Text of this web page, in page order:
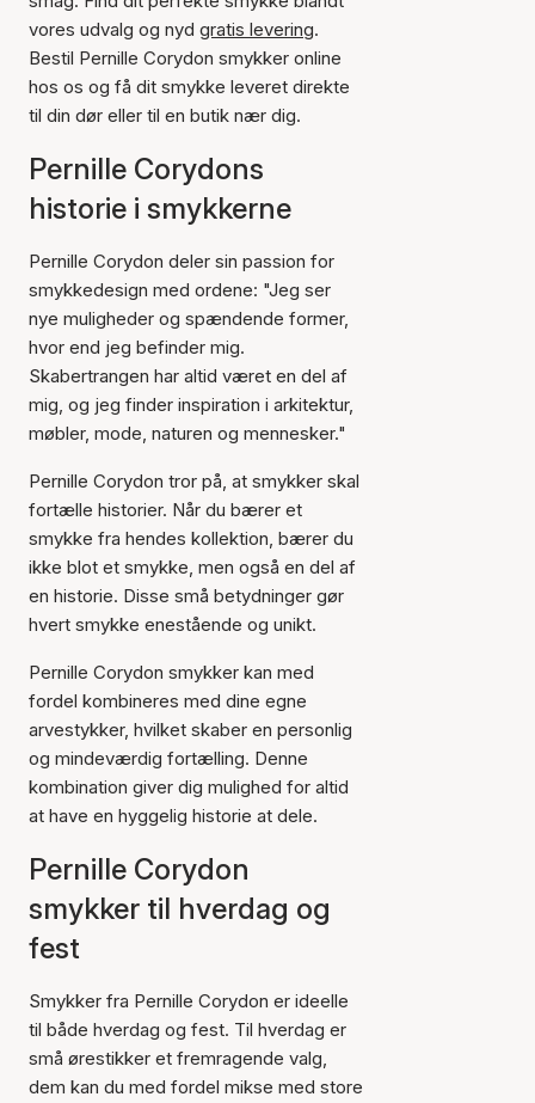
vores udvalg og nyd gratis levering.
Bestil Pernille Corydon smykker online
hos os og få dit smykke leveret direkte
til din dør eller til en butik nær dig.
Pernille Corydons
historie i smykkerne
Pernille Corydon deler sin passion for
smykkedesign med ordene: "Jeg ser
nye muligheder og spændende former,
hvor end jeg befinder mig.
Skabertrangen har altid været en del af
mig, og jeg finder inspiration i arkitektur,
møbler, mode, naturen og mennesker."
Pernille Corydon tror på, at smykker skal
fortælle historier. Når du bærer et
smykke fra hendes kollektion, bærer du
ikke blot et smykke, men også en del af
en historie. Disse små betydninger gør
hvert smykke enestående og unikt.
Pernille Corydon smykker kan med
fordel kombineres med dine egne
arvestykker, hvilket skaber en personlig
og mindeværdig fortælling. Denne
kombination giver dig mulighed for altid
at have en hyggelig historie at dele.
Pernille Corydon
smykker til hverdag og
fest
Smykker fra Pernille Corydon er ideelle
til både hverdag og fest. Til hverdag er
små ørestikker et fremragende valg,
dem kan du med fordel mikse med store